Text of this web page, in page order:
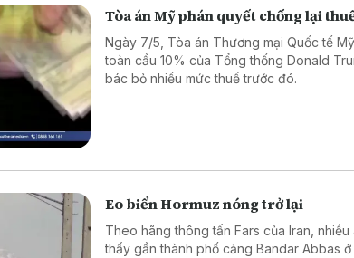
Tòa án Mỹ phán quyết chống lại
Ngày 7/5, Tòa án Thương mại Quốc tế
toàn cầu 10% của Tổng thống Donald
bác bỏ nhiều mức thuế trước đó.
Eo biển Hormuz nóng trở lại
Theo hãng thông tấn Fars của Iran,
thấy gần thành phố cảng Bandar Abbas